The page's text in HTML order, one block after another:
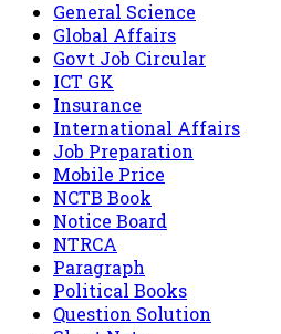
General Science
Global Affairs
Govt Job Circular
ICT GK
Insurance
International Affairs
Job Preparation
Mobile Price
NCTB Book
Notice Board
NTRCA
Paragraph
Political Books
Question Solution